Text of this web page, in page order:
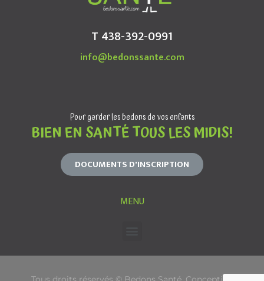
T 438-392-0991
info@bedonssante.com
Pour garder les bedons de vos enfants
BIEN EN SANTÉ TOUS LES MIDIS!
DOCUMENTS D'INSCRIPTION
MENU